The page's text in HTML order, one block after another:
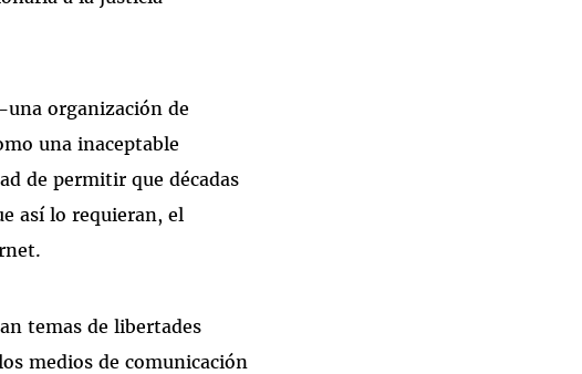
una organización de
una inaceptable
de permitir que décadas
así lo requieran, el
temas de libertades
medios de comunicación